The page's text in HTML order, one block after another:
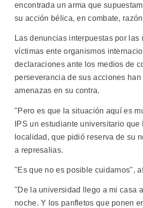
encontrada un arma que
su acción bélica, en combate,
Las denuncias interpuestas por las
víctimas ente organismos
declaraciones ante los medios de
perseverancia de sus acciones han
amenazas en su contra.
"Pero es que la situación aquí es
IPS un estudiante universitario que
localidad, que pidió reserva de su
a represalias.
"Es que no es posible cuidarnos",
"De la universidad llego a mi casa
noche. Y los panfletos que ponen